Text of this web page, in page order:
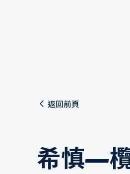
返回前頁
希慎—